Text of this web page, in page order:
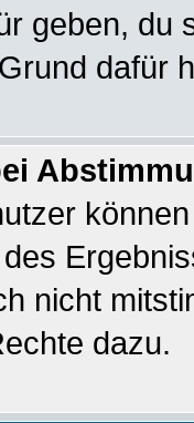
geben, du
dafür
nicht
dazu.